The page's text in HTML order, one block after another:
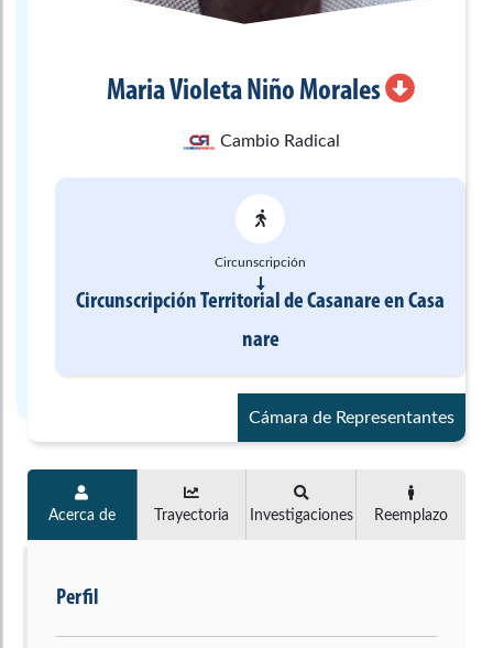
Maria Violeta Niño Morales
Cambio Radical
Circunscripción
Circunscripción Territorial de CasanareenCasa
nare
Cámara de Representantes
Acerca de Trayectoria Investigaciones Reemplazo
Perfil